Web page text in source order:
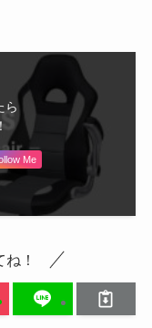
ら
Me
！